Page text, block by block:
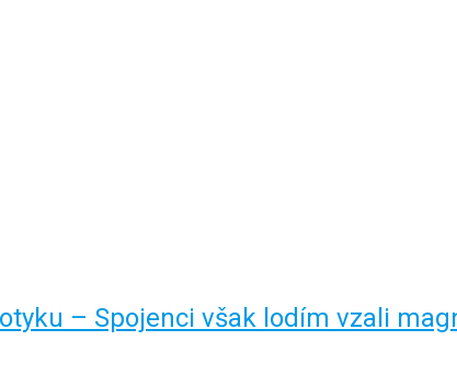
– Spojenci však lodím vzali